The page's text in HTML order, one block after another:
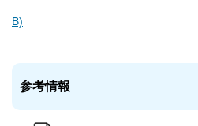
B)
参考情報